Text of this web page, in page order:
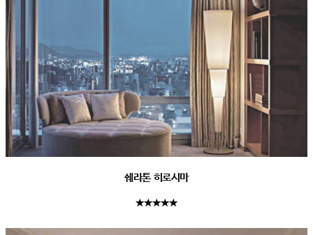
쉐라톤 히로시마
★★★★★